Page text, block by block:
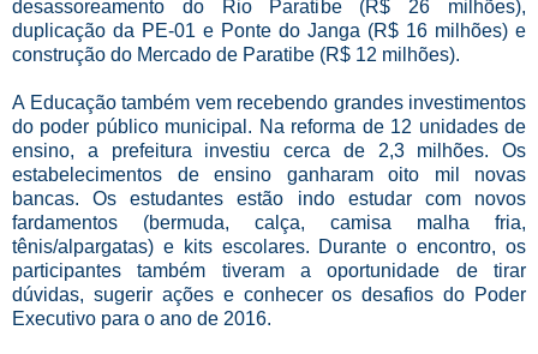
desassoreamento do Rio Paratibe (R$ 26 milhões),
duplicação da PE-01 e Ponte do Janga (R$ 16 milhões) e
construção do Mercado de Paratibe (R$ 12 milhões).
A Educação também vem recebendo grandes investimentos
do poder público municipal. Na reforma de 12 unidades de
ensino, a prefeitura investiu cerca de 2,3 milhões. Os
estabelecimentos de ensino ganharam oito mil novas
bancas. Os estudantes estão indo estudar com novos
fardamentos (bermuda, calça, camisa malha fria,
tênis/alpargatas) e kits escolares. Durante o encontro, os
participantes também tiveram a oportunidade de tirar
dúvidas, sugerir ações e conhecer os desafios do Poder
Executivo para o ano de 2016.